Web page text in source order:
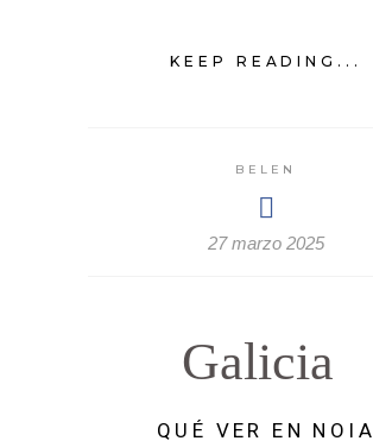
KEEP READING...
BELEN
27 marzo 2025
Galicia
QUÉ VER EN NOIA